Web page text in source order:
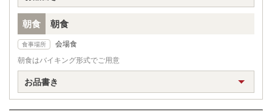
朝食 朝食
食事場所
会場食
朝食はバイキング形式でご用意
お品書き